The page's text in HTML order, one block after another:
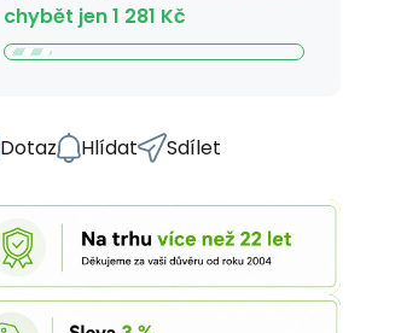
chybět jen1 281 Kč
Dotaz Hlídat Sdílet